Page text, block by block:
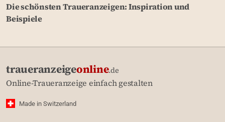
Die schönsten Traueranzeigen: Inspiration und
Beispiele
traueranzeigeonline.de
Online-Traueranzeige einfach gestalten
Made in Switzerland